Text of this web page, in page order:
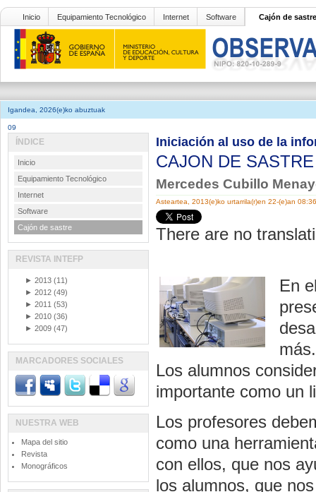
Inicio Equipamiento Tecnológico Internet Software Cajón de sastre
Igandea, 2026(e)ko abuztuak
09
Iniciación al uso de la
CAJON DE
Mercedes Cubillo
Asteartea, 2013(e)ko urtarrila(r)en 22-(e)an
There are no
En
Los alumnos
importante como un
Los profesores
como una
con ellos, que nos
los alumnos, que
ÍNDICE
Inicio
Equipamiento Tecnológico
Internet
Software
Cajón de sastre
REVISTA INTEFP
► 2013 (11)
► 2012 (49)
► 2011 (53)
► 2010 (36)
► 2009 (47)
MARCADORES SOCIALES
NUESTRA WEB
Mapa del sitio
Revista
Monográficos